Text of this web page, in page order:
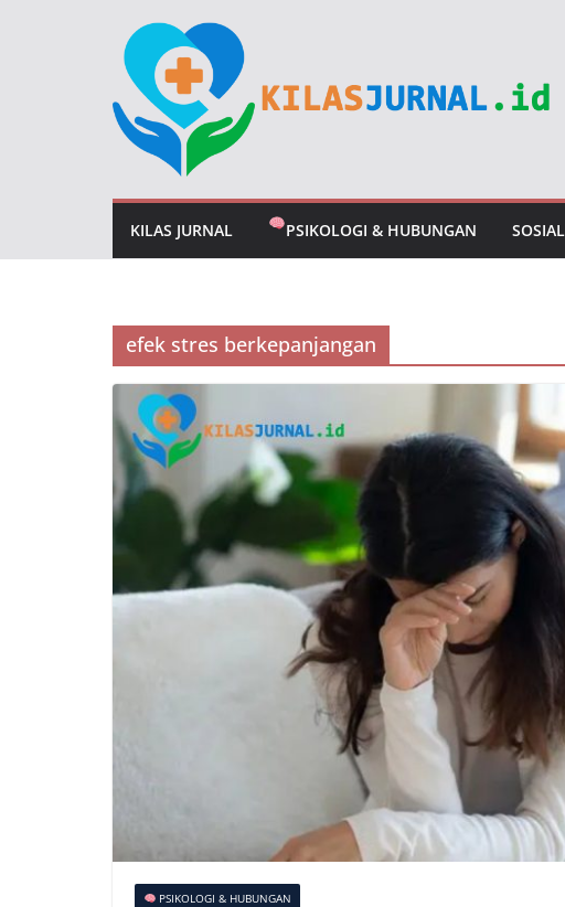
KILAS JURNAL PSIKOLOGI & HUBUNGAN SOSIAL
efek stres berkepanjangan
PSIKOLOGI & HUBUNGAN